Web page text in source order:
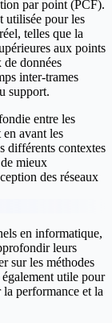
par point (PCF).
utilisée pour les
telles que la
aux points
de données
inter-trames
support.
entre les
avant les
différents contextes
mieux
des réseaux
en informatique,
leurs
sur les méthodes
utile pour
performance et la